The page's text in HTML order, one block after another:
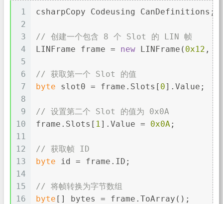
1
2
3
4
5
6
7
8
9
10
11
12
13
14
15
16
csharpCopy Codeusing CanDefinitions;
// 创建一个包含 8 个 Slot 的 LIN 帧
LINFrame frame = new LINFrame( 0x12 ,
// 获取第一个 Slot 的值
byte slot0 = frame.Slots[ 0].Value;
// 设置第二个 Slot 的值为 0x0A
frame.Slots[ 1].Value = 0x0A;
// 获取帧 ID
byte id = frame.ID;
// 将帧转换为字节数组
byte [] bytes = frame.ToArray();